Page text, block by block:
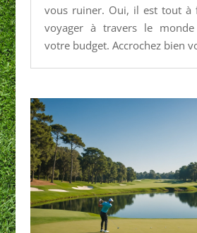
vous ruiner. Oui, il est tout à
voyager à travers le monde
votre budget. Accrochez bien